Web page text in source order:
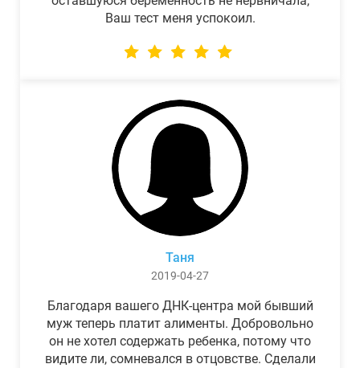
Ваш тест меня успокоил.
Таня
2019-04-27
Благодаря вашего ДНК-центра мой бывший
муж теперь платит алименты. Добровольно
он не хотел содержать ребенка, потому что
видите ли, сомневался в отцовстве. Сделали